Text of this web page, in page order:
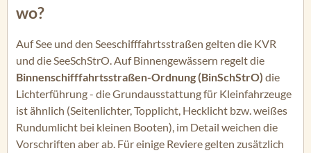
wo?
Auf See und den Seeschifffahrtsstraßen gelten die KVR
und die SeeSchStrO. Auf Binnengewässern regelt die
Binnenschifffahrtsstraßen-Ordnung (BinSchStrO) die
Lichterführung - die Grundausstattung für Kleinfahrzeuge
ist ähnlich (Seitenlichter, Topplicht, Hecklicht bzw. weißes
Rundumlicht bei kleinen Booten), im Detail weichen die
Vorschriften aber ab. Für einige Reviere gelten zusätzlich